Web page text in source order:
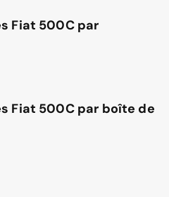
Fiat 500C par
Fiat 500C par boîte de